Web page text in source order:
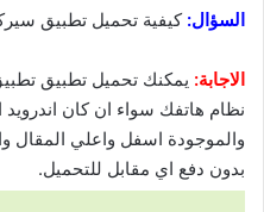
السؤال:كيفية تحميل تطبيق
الاجابة: يمكنك تحميل تطبيق
نظام هاتفك سواء ان كان اندرويد
والموجودة اسفل واعلي المقال
بدون دفع اي مقابل للتحميل.